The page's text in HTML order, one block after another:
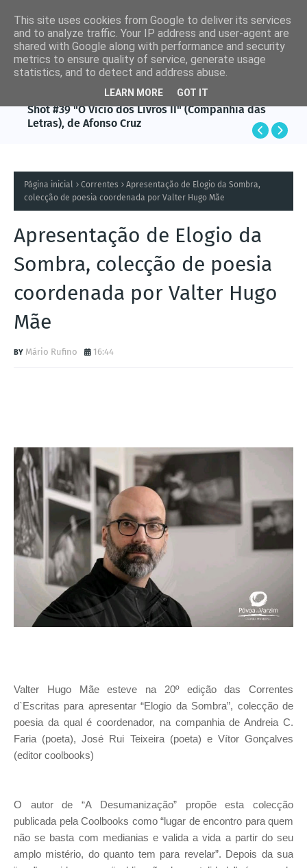
Shot #39 "O Vício dos Livros II" (Companhia das
Letras), de Afonso Cruz
Página inicial Correntes
Apresentação de Elogio da Sombra,
colecção de poesia coordenada por Valter Hugo Mãe
Apresentação de Elogio da
Sombra, colecção de poesia
coordenada por Valter Hugo
Mãe
Mário Rufino 16:44
Valter Hugo Mãe esteve na 20º edição das Correntes
d`Escritas para apresentar “Elogio da Sombra”, colecção de
poesia da qual é coordenador, na companhia de Andreia C.
Faria (poeta), José Rui Teixeira (poeta) e Vítor Gonçalves
(editor coolbooks)
O autor de “A Desumanização” propõe esta colecção
publicada pela Coolbooks como “lugar de encontro para quem
não se basta com medianias e valida a vida a partir do seu
amplo mistério, do quanto tem para revelar”. Depois da sua
This site uses cookies from Google to deliver its services
and to analyze traffic. Your IP address and user-agent are
shared with Google along with performance and security
metrics to ensure quality of service, generate usage
statistics, and to detect and address abuse.
LEARN MORE GOT IT